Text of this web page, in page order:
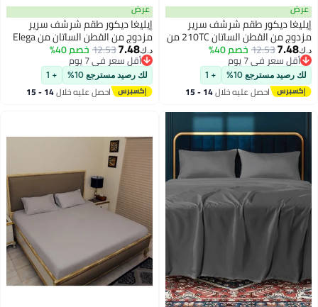
عرض
إيليغا ديكور طقم شرشف سرير
مزدوج من القطن الساتان 210TC من
إليغا ديكور 3 قطع | شرشف مسطح
معتمد من OEKO-TEX و ECAS
د.ك‏7.48
12.53خصم 40%
أقل سعر في 7 يوم
أقل سعر في 7 يوم
لك رصيد مسترجع 10% + 1
احصل عليه خلال 14 - 15
عرض
إيليغا ديكور طقم شرشف سرير
مزدوج من القطن الساتان من Elega
Decor 210TC | 3 قطع | شرشف
مسطح ناعم وقابل للتنفس
206x250 سم | غطاءان للوسادة
50x75 سم | معتمد من OEKO-TEX
و ECAS
د.ك‏7.48
12.53خصم 40%
أقل سعر في 7 يوم
أقل سعر في 7 يوم
لك رصيد مسترجع 10% + 1
احصل عليه خلال 14 - 15